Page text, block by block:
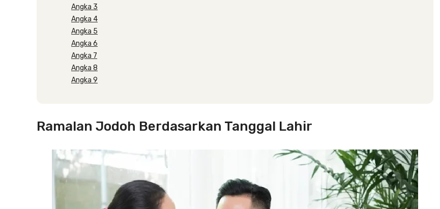
Angka 3
Angka 4
Angka 5
Angka 6
Angka 7
Angka 8
Angka 9
Ramalan Jodoh Berdasarkan Tanggal Lahir